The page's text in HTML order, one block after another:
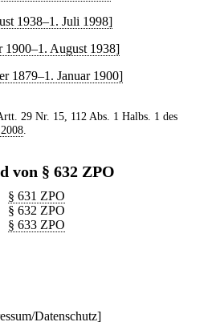
1938–1. Juli 1998]
1900–1. August 1938]
1879–1. Januar 1900]
29 Nr. 15, 112 Abs. 1 Halbs. 1 des
von § 632 ZPO
§ 631 ZPO
§ 632 ZPO
§ 633 ZPO
Datenschutz]